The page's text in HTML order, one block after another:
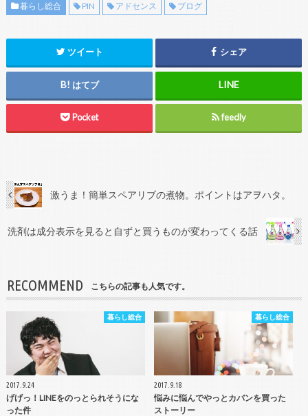
暮らし総合 PIN アドセンス ブログ
ツイート シェア
はてブ
Pocket feedly
激うま！簡単スペアリブの煮物。ポイントはアヲハタ。
洗剤は成分表示を見ると自ずと買うものが変わってくる話
RECOMMEND こちらの記事も人気です。
暮らし総合
2017.9.24
げげっ！LINEをのっとられそうにな
った件
暮らし総合
2017.9.18
悩みに悩んでやっとカバンを買った
ストーリー